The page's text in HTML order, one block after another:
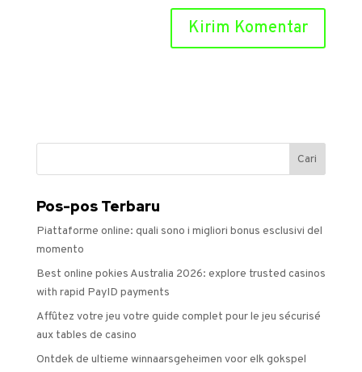
Pos-pos Terbaru
Piattaforme online: quali sono i migliori bonus esclusivi del
momento
Best online pokies Australia 2026: explore trusted casinos
with rapid PayID payments
Affûtez votre jeu votre guide complet pour le jeu sécurisé
aux tables de casino
Ontdek de ultieme winnaarsgeheimen voor elk gokspel